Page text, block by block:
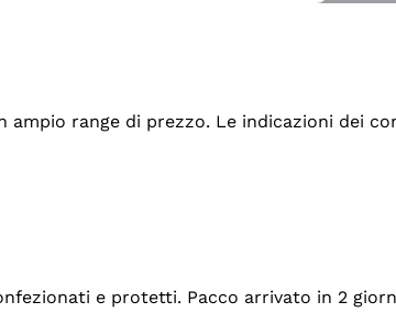
range di prezzo. Le indicazioni dei
e protetti. Pacco arrivato in 2